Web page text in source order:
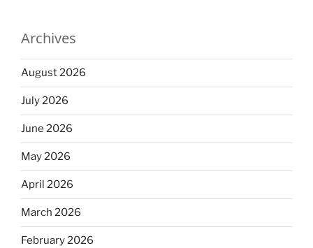
Archives
August 2026
July 2026
June 2026
May 2026
April 2026
March 2026
February 2026